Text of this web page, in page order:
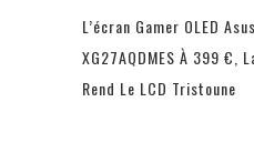
L’écran Gamer OLED
XG27AQDMES À 399 €,
Rend Le LCD Tristoune